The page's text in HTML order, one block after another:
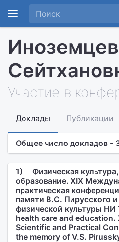
Участие в
Доклады Публикации
Общее число докладов -
1)
Физическая
образование. XIX
практическая
памяти В.С. Пирусского
физической культуры НИ
health care and education.
Scientific and Practical
the memory of V.S.